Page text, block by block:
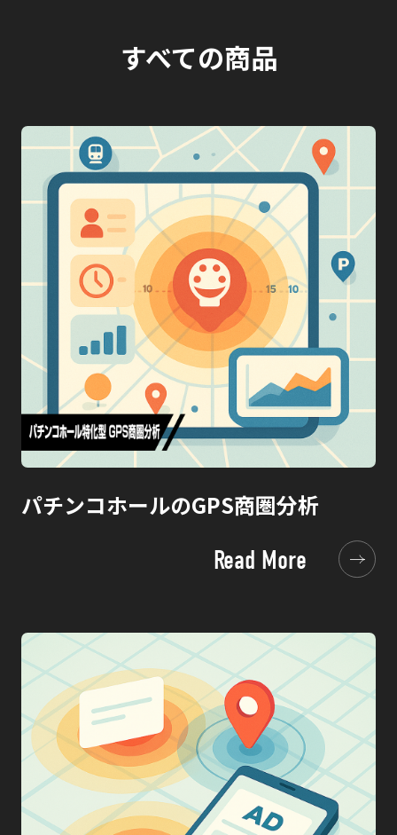
すべての商品
パチンコホールのGPS商圏分析
Read More